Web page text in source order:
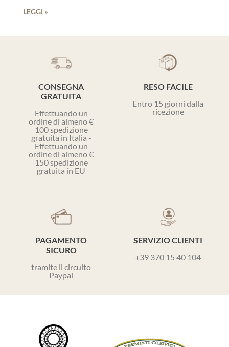
LEGGI »
CONSEGNA
GRATUITA
Effettuando un
ordine di almeno €
100 spedizione
gratuita in Italia -
Effettuando un
ordine di almeno €
150 spedizione
gratuita in EU
RESO FACILE
Entro 15 giorni dalla
ricezione
PAGAMENTO
SICURO
tramite il circuito
Paypal
SERVIZIO CLIENTI
+39 370 15 40 104